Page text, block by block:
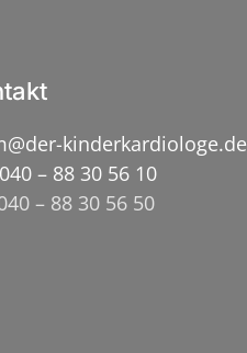
kinderkardiologe.de
– 88 30 56 10
– 88 30 56 50